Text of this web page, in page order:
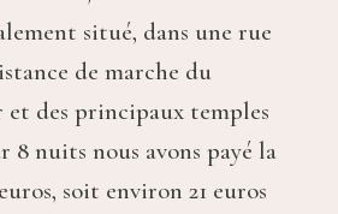
situé, dans une rue
de marche du
et des principaux temples
8 nuits nous avons payé la
soit environ 21 euros